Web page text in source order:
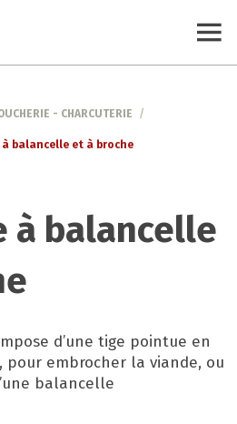
- CHARCUTERIE /
balancelle et à broche
à balancelle
d’une tige pointue en
embrocher la viande, ou
balancelle